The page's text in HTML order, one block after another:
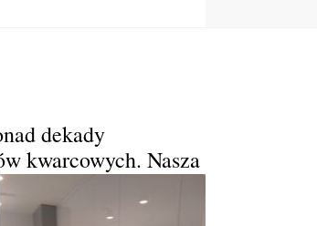
dekady
kwarcowych. Nasza